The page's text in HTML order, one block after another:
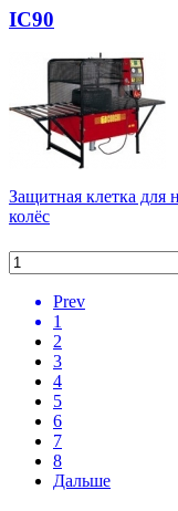
IC90
Защитная клетка для
колёс
Prev
1
2
3
4
5
6
7
8
Дальше